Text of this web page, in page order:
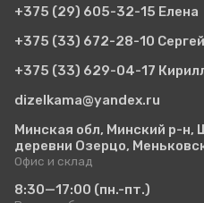
+375 (29) 605-32-15 Елена
+375 (33) 672-28-10 Сергей
+375 (33) 629-04-17
dizelkama@yandex.ru
Минская обл, Минский р-
деревни Озерцо,
Офис и склад
8:30—17:00 (пн.-пт.)